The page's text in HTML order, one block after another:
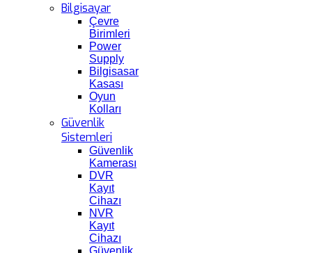
Bilgisayar
Çevre
Birimleri
Power
Supply
Bilgisasar
Kasası
Oyun
Kolları
Güvenlik
Sistemleri
Güvenlik
Kamerası
DVR
Kayıt
Cihazı
NVR
Kayıt
Cihazı
Güvenlik